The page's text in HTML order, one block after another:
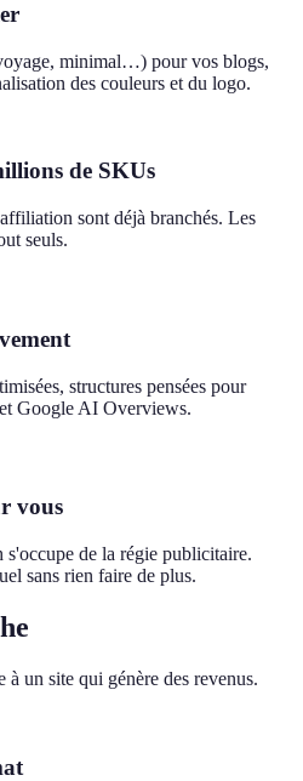
minimal…) pour vos blogs,
des couleurs et du logo.
de SKUs
sont déjà branchés. Les
seuls.
structures pensées pour
Google AI Overviews.
vous
de la régie publicitaire.
sans rien faire de plus.
à un site qui génère des revenus.